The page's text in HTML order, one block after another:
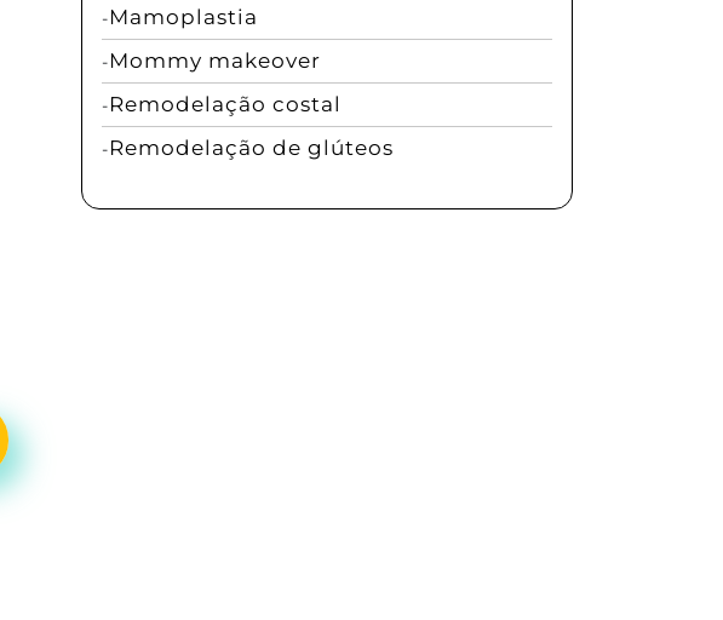
Mamoplastia
Mommy makeover
Remodelação costal
Remodelação de glúteos